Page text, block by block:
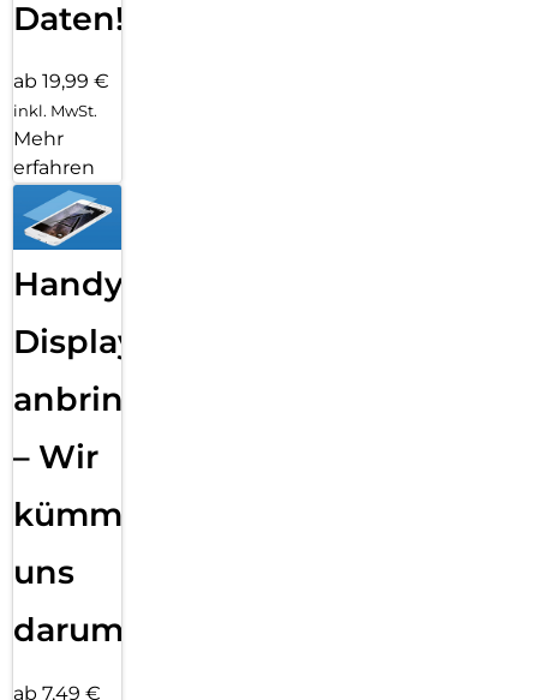
Daten!
ab 19,99 €
inkl. MwSt.
Mehr
erfahren
Handy
Displayfolie
anbringen
– Wir
kümmern
uns
darum!
ab 7,49 €